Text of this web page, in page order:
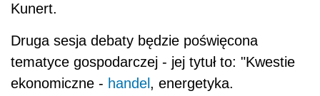
Kunert.
Druga sesja debaty będzie poświęcona
tematyce gospodarczej - jej tytuł to: "Kwestie
ekonomiczne - handel , energetyka.